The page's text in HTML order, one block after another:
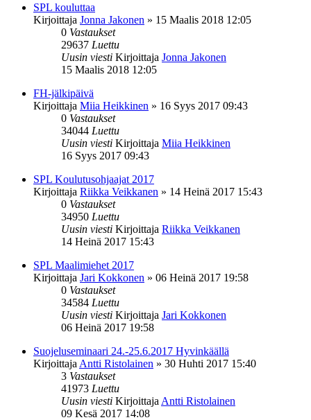
SPL kouluttaa
Kirjoittaja Jonna Jakonen » 15 Maalis 2018 12:05
0 Vastaukset
29637 Luettu
Uusin viesti Kirjoittaja Jonna Jakonen
15 Maalis 2018 12:05
FH-jälkipäivä
Kirjoittaja Miia Heikkinen » 16 Syys 2017 09:43
0 Vastaukset
34044 Luettu
Uusin viesti Kirjoittaja Miia Heikkinen
16 Syys 2017 09:43
SPL Koulutusohjaajat 2017
Kirjoittaja Riikka Veikkanen » 14 Heinä 2017 15:43
0 Vastaukset
34950 Luettu
Uusin viesti Kirjoittaja Riikka Veikkanen
14 Heinä 2017 15:43
SPL Maalimiehet 2017
Kirjoittaja Jari Kokkonen » 06 Heinä 2017 19:58
0 Vastaukset
34584 Luettu
Uusin viesti Kirjoittaja Jari Kokkonen
06 Heinä 2017 19:58
Suojeluseminaari 24.-25.6.2017 Hyvinkäällä
Kirjoittaja Antti Ristolainen » 30 Huhti 2017 15:40
3 Vastaukset
41973 Luettu
Uusin viesti Kirjoittaja Antti Ristolainen
09 Kesä 2017 14:08